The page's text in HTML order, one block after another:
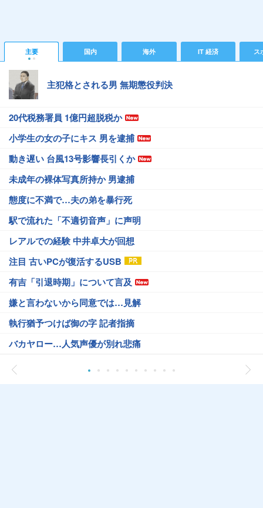
主要 国内 海外 IT 経済 ス
主犯格とされる男 無期懲役判決
20代税務署員 1億円超脱税か
小学生の女の子にキス 男を逮捕
動き遅い 台風13号影響長引くか
未成年の裸体写真所持か 男逮捕
態度に不満で…夫の弟を暴行死
駅で流れた「不適切音声」に声明
レアルでの経験 中井卓大が回想
注目 古いPCが復活するUSB
有吉「引退時期」について言及
嫌と言わないから同意では…見解
執行猶予つけば御の字 記者指摘
バカヤロー…人気声優が別れ悲痛